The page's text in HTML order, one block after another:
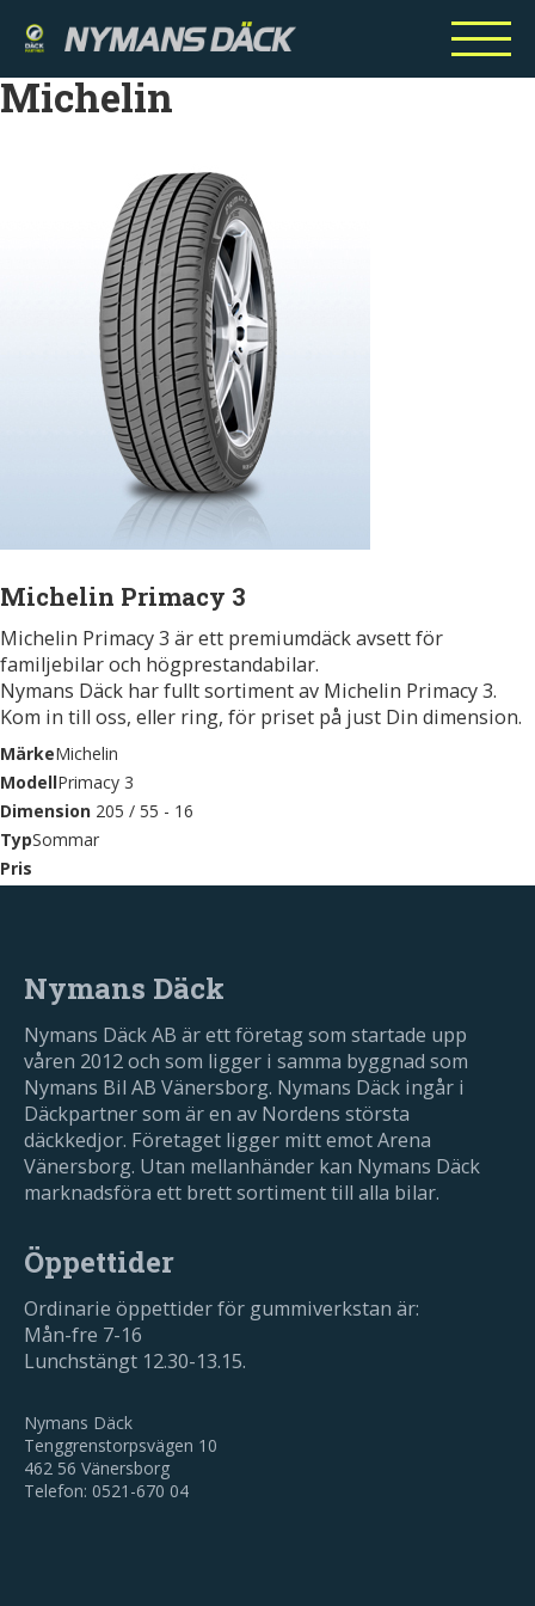
Michelin
Michelin Primacy 3
Michelin Primacy 3 är ett premiumdäck avsett för
familjebilar och högprestandabilar.
Nymans Däck har fullt sortiment av Michelin Primacy 3.
Kom in till oss, eller ring, för priset på just Din dimension.
MärkeMichelin
ModellPrimacy 3
Dimension 205 / 55 - 16
TypSommar
Pris
Nymans Däck
Nymans Däck AB är ett företag som startade upp
våren 2012 och som ligger i samma byggnad som
Nymans Bil AB Vänersborg. Nymans Däck ingår i
Däckpartner som är en av Nordens största
däckkedjor. Företaget ligger mitt emot Arena
Vänersborg. Utan mellanhänder kan Nymans Däck
marknadsföra ett brett sortiment till alla bilar.
Öppettider
Ordinarie öppettider för gummiverkstan är:
Mån-fre 7-16
Lunchstängt 12.30-13.15.
Nymans Däck
Tenggrenstorpsvägen 10
462 56 Vänersborg
Telefon: 0521-670 04